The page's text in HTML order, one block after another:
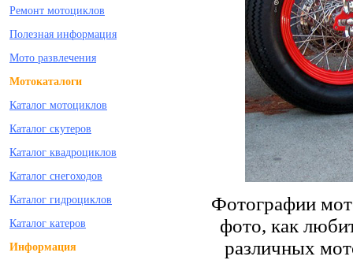
Ремонт мотоциклов
Полезная информация
Мото развлечения
Мотокаталоги
Каталог мотоциклов
Каталог скутеров
Каталог квадроциклов
Каталог снегоходов
Каталог гидроциклов
Каталог катеров
Информация
Фотографии
фото, как
различных